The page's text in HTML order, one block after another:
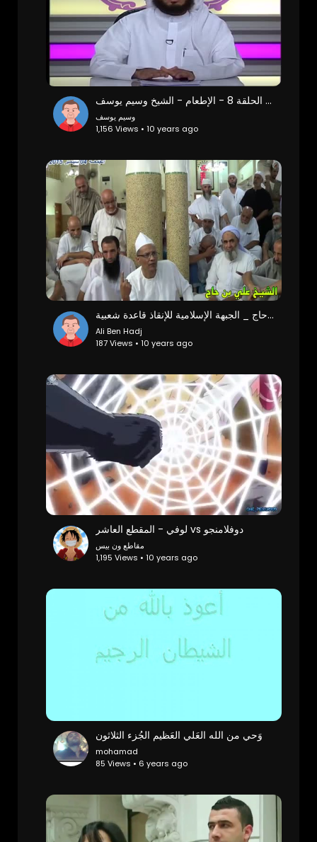
‫قصص وعبر - الحلقة 8 - الإطعام - الشيخ وسيم يوسف‬‎
وسيم يوسف
1,156 Views • 10 years ago
الشيخ علي بن حاج _ الجبهة الإسلامية للإنقاذ قاعدة شعبية
Ali Ben Hadj
187 Views • 10 years ago
مقاطع ون بيس
1,195 Views • 10 years ago
وَحي من الله العَلي العَظيم الجُزء الثلاثون
mohamad
85 Views • 6 years ago